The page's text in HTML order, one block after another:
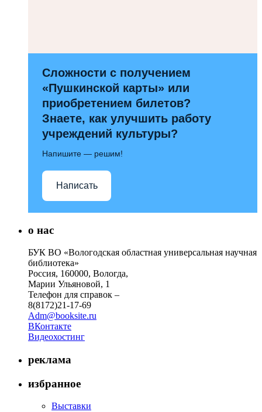
Сложности с получением
«Пушкинской карты» или
приобретением билетов?
Знаете, как улучшить работу
учреждений культуры?
Напишите — решим!
Написать
о нас
БУК ВО «Вологодская областная универсальная научная
библиотека»
Россия, 160000, Вологда,
Марии Ульяновой, 1
Телефон для справок –
8(8172)21-17-69
Adm@booksite.ru
ВКонтакте
Видеохостинг
реклама
избранное
Выставки